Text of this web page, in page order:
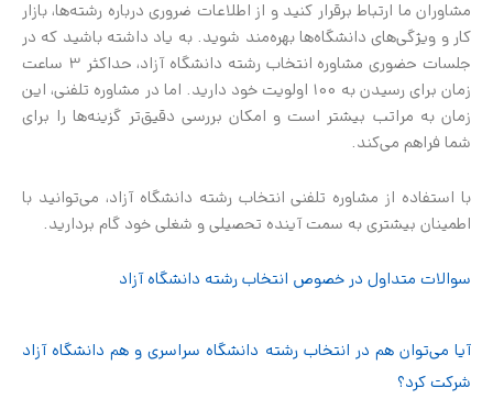
مشاوران ما ارتباط برقرار کنید و از اطلاعات ضروری درباره رشته‌ها، بازار
کار و ویژگی‌های دانشگاه‌ها بهره‌مند شوید. به یاد داشته باشید که در
جلسات حضوری مشاوره انتخاب رشته دانشگاه آزاد، حداکثر 3 ساعت
زمان برای رسیدن به 100 اولویت خود دارید. اما در مشاوره تلفنی، این
زمان به مراتب بیشتر است و امکان بررسی دقیق‌تر گزینه‌ها را برای
شما فراهم می‌کند.
با استفاده از مشاوره تلفنی انتخاب رشته دانشگاه آزاد، می‌توانید با
اطمینان بیشتری به سمت آینده تحصیلی و شغلی خود گام بردارید.
سوالات متداول در خصوص انتخاب رشته دانشگاه آزاد
آیا می‌توان هم در انتخاب رشته دانشگاه سراسری و هم دانشگاه آزاد
شرکت کرد؟